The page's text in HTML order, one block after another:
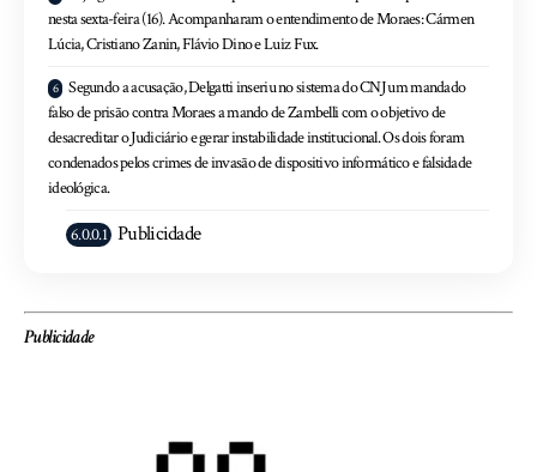
nesta sexta-feira (16). Acompanharam o entendimento de Moraes: Cármen
Lúcia, Cristiano Zanin, Flávio Dino e Luiz Fux.
Segundo a acusação, Delgatti inseriu no sistema do CNJ um mandado
falso de prisão contra Moraes a mando de Zambelli com o objetivo de
desacreditar o Judiciário e gerar instabilidade institucional. Os dois foram
condenados pelos crimes de invasão de dispositivo informático e falsidade
ideológica.
Publicidade
Publicidade